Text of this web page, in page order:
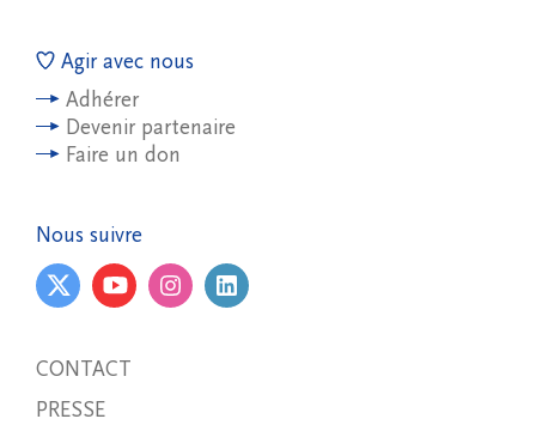
Agir avec nous
Adhérer
Devenir partenaire
Faire un don
Nous suivre
CONTACT
PRESSE